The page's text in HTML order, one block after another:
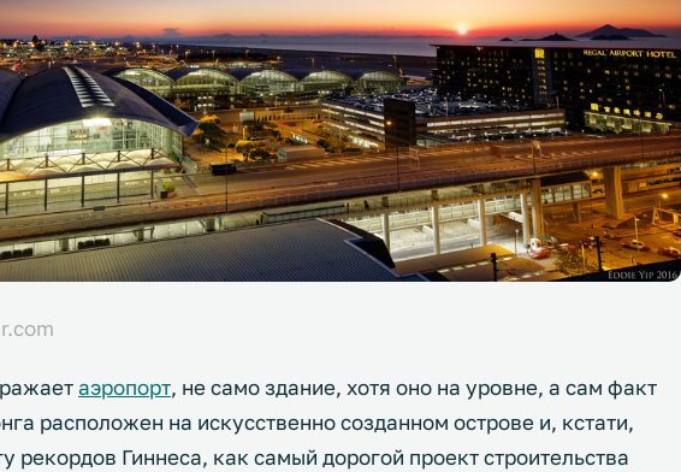
аэропорт, не само здание, хотя оно на уровне, а сам факт
расположен на искусственно созданном острове и, кстати,
рекордов Гиннеса, как самый дорогой проект строительства